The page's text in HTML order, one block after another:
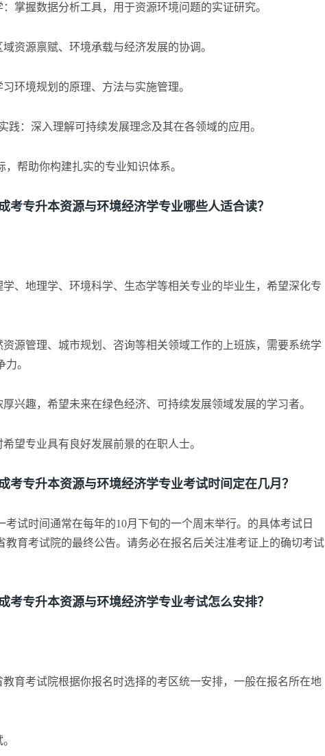
握数据分析工具，用于资源环境问题的实证研究。
源禀赋、环境承载与经济发展的协调。
境规划的原理、方法与实施管理。
：深入理解可持续发展理念及其在各领域的应用。
帮助你构建扎实的专业知识体系。
升本资源与环境经济学专业哪些人适合读？
地理学、环境科学、生态学等相关专业的毕业生，希望深化专
管理、城市规划、咨询等相关领域工作的上班族，需要系统学
。
趣，希望未来在绿色经济、可持续发展领域发展的学习者。
专业具有良好发展前景的在职人士。
升本资源与环境经济学专业考试时间定在几月？
时间通常在每年的10月下旬的一个周末举行。的具体考试日
教育考试院的最终公告。请务必在报名后关注准考证上的确切考试
升本资源与环境经济学专业考试怎么安排？
考试院根据你报名时选择的考区统一安排，一般在报名所在地